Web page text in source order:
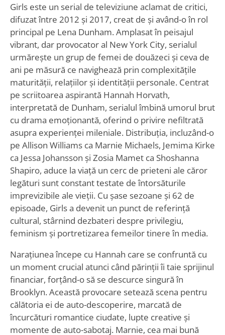
Girls este un serial de televiziune aclamat de critici,
difuzat între 2012 și 2017, creat de și având-o în rol
principal pe Lena Dunham. Amplasat în peisajul
vibrant, dar provocator al New York City, serialul
urmărește un grup de femei de douăzeci și ceva de
ani pe măsură ce navighează prin complexitățile
maturității, relațiilor și identității personale. Centrat
pe scriitoarea aspirantă Hannah Horvath,
interpretată de Dunham, serialul îmbină umorul brut
cu drama emoționantă, oferind o privire nefiltrată
asupra experienței mileniale. Distribuția, incluzând-o
pe Allison Williams ca Marnie Michaels, Jemima Kirke
ca Jessa Johansson și Zosia Mamet ca Shoshanna
Shapiro, aduce la viață un cerc de prieteni ale căror
legături sunt constant testate de întorsăturile
imprevizibile ale vieții. Cu șase sezoane și 62 de
episoade, Girls a devenit un punct de referință
cultural, stârnind dezbateri despre privilegiu,
feminism și portretizarea femeilor tinere în media.
Narațiunea începe cu Hannah care se confruntă cu
un moment crucial atunci când părinții îi taie sprijinul
financiar, forțând-o să se descurce singură în
Brooklyn. Această provocare setează scena pentru
călătoria ei de auto-descoperire, marcată de
încurcături romantice ciudate, lupte creative și
momente de auto-sabotaj. Marnie, cea mai bună